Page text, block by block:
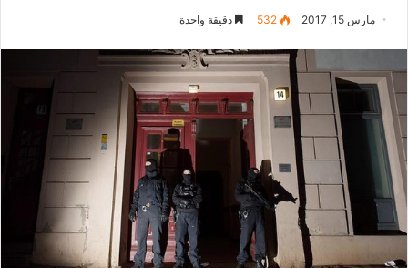
مارس 15, 2017 532 دقيقة واحدة